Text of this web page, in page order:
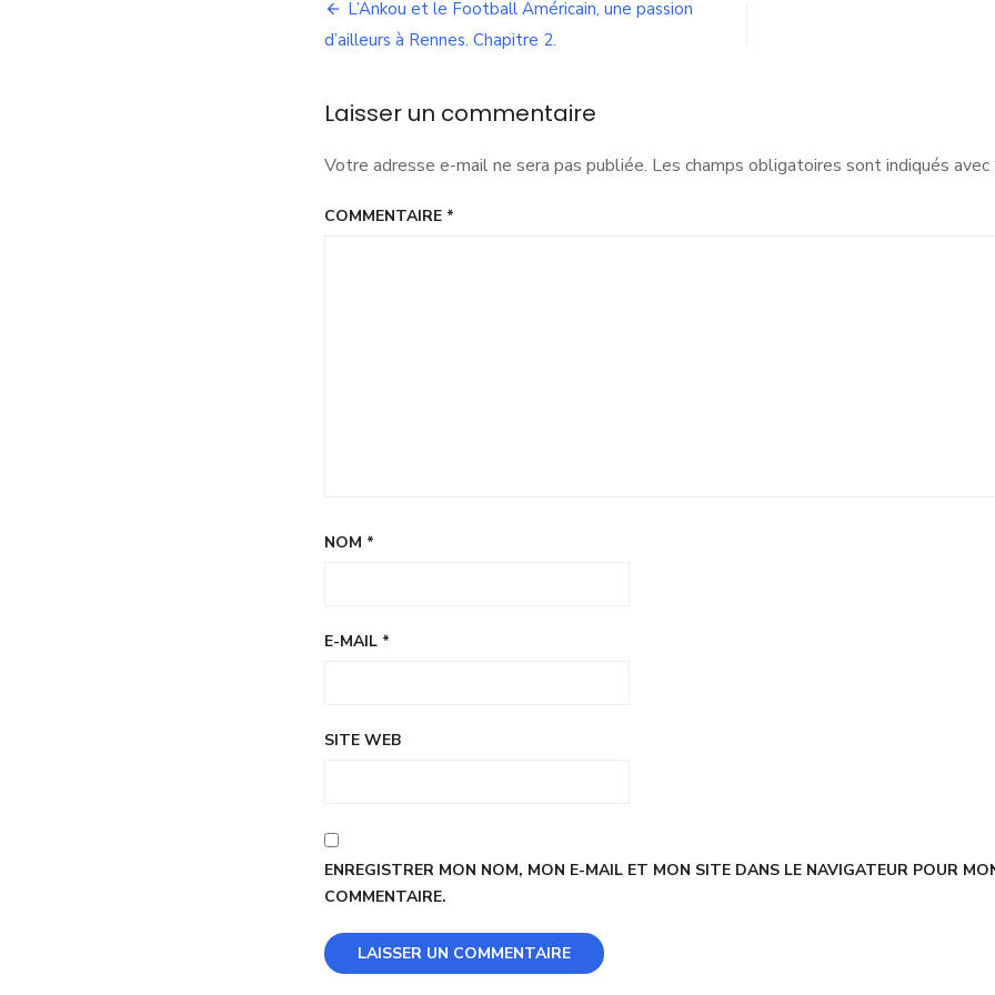
Navigation
de
L’Ankou et le Football Américain, une passion
d’ailleurs à Rennes. Chapitre 2.
Laisser un commentaire
Votre adresse e-mail ne sera pas publiée. Les champs obligatoires sont indiqués avec
COMMENTAIRE *
NOM *
E-MAIL *
SITE WEB
ENREGISTRER MON NOM, MON E-MAIL ET MON SITE DANS LE NAVIGATEUR POUR
COMMENTAIRE.